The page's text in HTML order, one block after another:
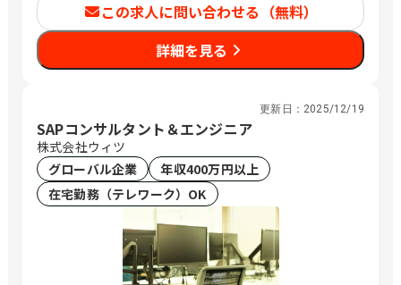
この求人に問い合わせる（無料）
詳細を見る
更新日： 2025/12/19
SAPコンサルタント＆エンジニア
株式会社ウィツ
グローバル企業
年収400万円以上
在宅勤務（テレワーク）OK